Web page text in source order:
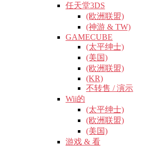
任天堂3DS
(欧洲联盟)
(神游 & TW)
GAMECUBE
(太平绅士)
(美国)
(欧洲联盟)
(KR)
不转售 / 演示
Wii的
(太平绅士)
(欧洲联盟)
(美国)
游戏 & 看